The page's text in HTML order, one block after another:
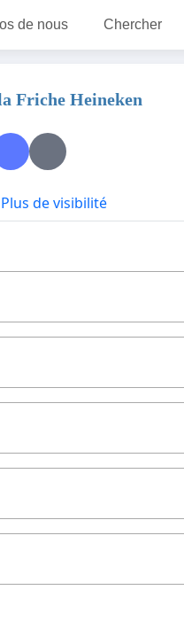
de nous Chercher
Friche Heineken
Plus de visibilité